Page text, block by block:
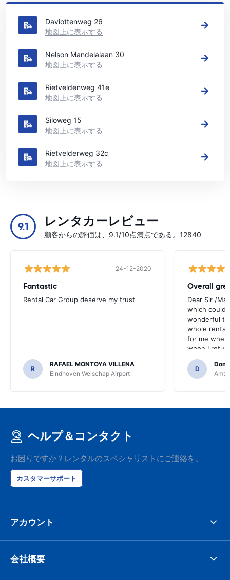
セルトーヘンボスの主要なレンタカーの場所をご覧ください
Daviottenweg 26
地図上に表示する
Nelson Mandelalaan 30
地図上に表示する
Rietveldenweg 41e
地図上に表示する
Siloweg 15
地図上に表示する
Rietvelderweg 32c
地図上に表示する
9.1 レンタカーレビュー
顧客からの評価は、9.1/10点満点である。12840
24-12-2020
Fantastic
Rental Car Group deserve my trust
R
RAFAEL MONTOYA VILLENA
Eindhoven Welschap Airport
Overall
Dear Sir /
which could
wonderful to
whole
for me
when I
the desk
will be
check the
like. I've
D
ヘルプ＆コンタクト
お困りですか？レンタルのスペシャリストにご連絡を。
カスタマーサポート
アカウント
会社概要